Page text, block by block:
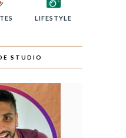
LIFESTYLE
STUDIO